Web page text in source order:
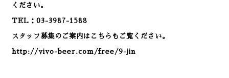
ください。
TEL：03-3987-1588
スタッフ募集のご案内はこちらもご覧ください。
http://vivo-beer.com/free/9-jin